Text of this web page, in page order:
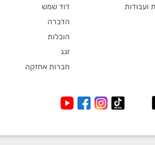
ועבודות
דוד שמש
הדברה
הובלות
זגג
חברות אחזקה